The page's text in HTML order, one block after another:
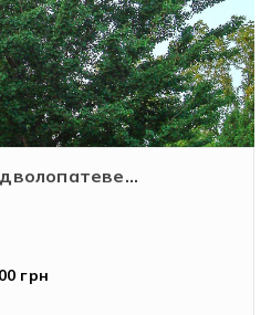
дволопатеве...
00 грн